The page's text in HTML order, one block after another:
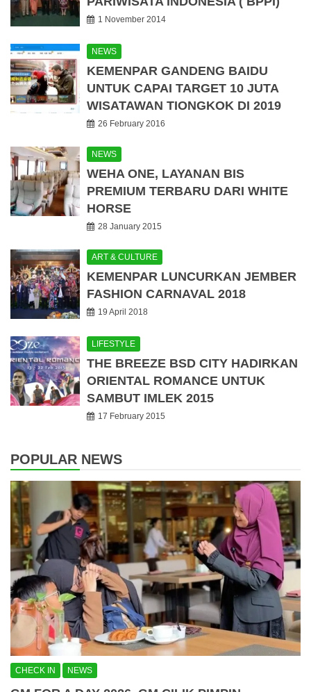
1 November 2014
NEWS
KEMENPAR GANDENG BAIDU
UNTUK CAPAI TARGET 10 JUTA
WISATAWAN TIONGKOK DI 2019
26 February 2016
NEWS
WEHA ONE, LAYANAN BIS
PREMIUM TERBARU DARI WHITE
HORSE
28 January 2015
ART & CULTURE
KEMENPAR LUNCURKAN JEMBER
FASHION CARNAVAL 2018
19 April 2018
LIFESTYLE
THE BREEZE BSD CITY HADIRKAN
ORIENTAL ROMANCE UNTUK
SAMBUT IMLEK 2015
17 February 2015
POPULAR NEWS
CHECK IN NEWS